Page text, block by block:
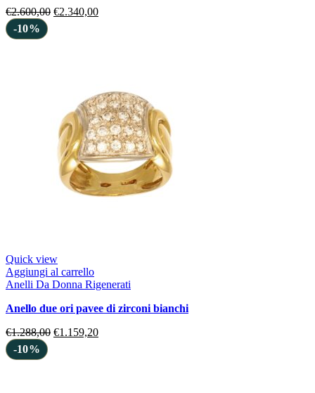
€2.600,00 €2.340,00
-10%
Quick view
Aggiungi al carrello
Anelli Da Donna Rigenerati
anello due ori pavee di zirconi bianchi
€1.288,00 €1.159,20
-10%